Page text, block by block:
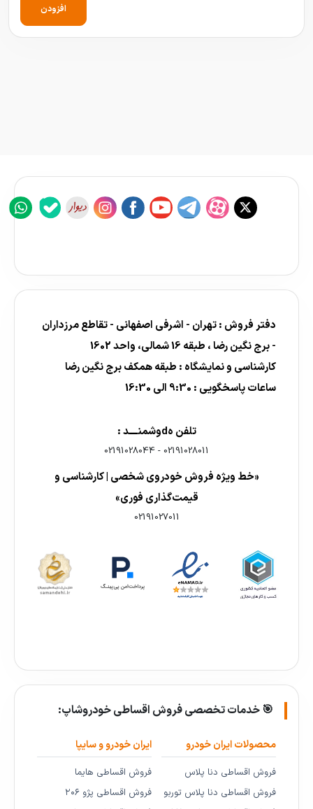
افزودن
دفتر فروش : تهران - اشرفی اصفهانی - تقاطع مرزداران
- برج نگین رضا ، طبقه 16 شمالی، واحد 1602
کارشناسی و نمایشگاه : طبقه همکف برج نگین رضا
ساعات پاسخگویی : 9:30 الی 16:30
تلفن هdوشمنــــد :
02191028011
-
02191028044
«خط ویژه فروش خودروی شخصی | کارشناسی و
قیمت‌گذاری فوری»
02191027011
🎯 خدمات تخصصی فروش اقساطی خودروشاپ:
محصولات ایران خودرو
فروش اقساطی دنا پلاس
فروش اقساطی دنا پلاس توربو
ایران خودرو و سایپا
فروش اقساطی هایما
فروش اقساطی پژو ۲۰۶